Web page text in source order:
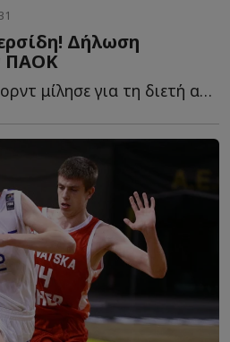
Δήλωση
ΠΑΟΚ
Ο 30χρονος φόργουορντ μίλησε για τη διετή ανανέωση, τ...